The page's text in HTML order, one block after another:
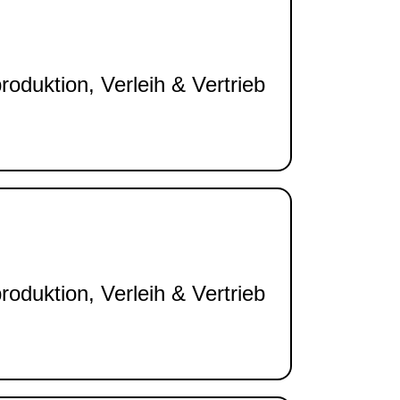
Verleih & Vertrieb
Verleih & Vertrieb